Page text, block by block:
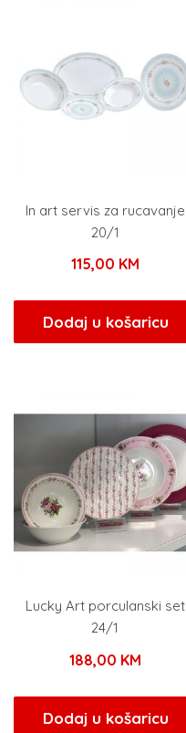
In art servis za rucavanje
20/1
115,00 KM
Dodaj u košaricu
Lucky Art porculanski set
24/1
188,00 KM
Dodaj u košaricu